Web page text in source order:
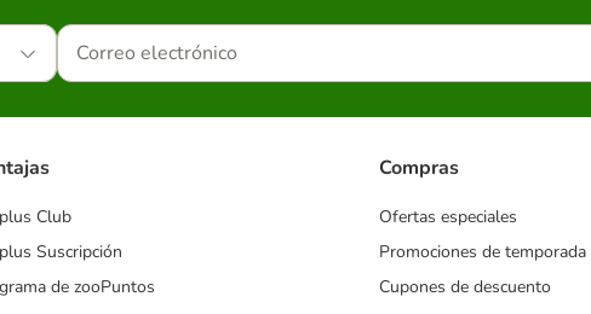
Club
Suscripción
de zooPuntos
Compras
Ofertas especiales
Promociones de temporada
Cupones de descuento